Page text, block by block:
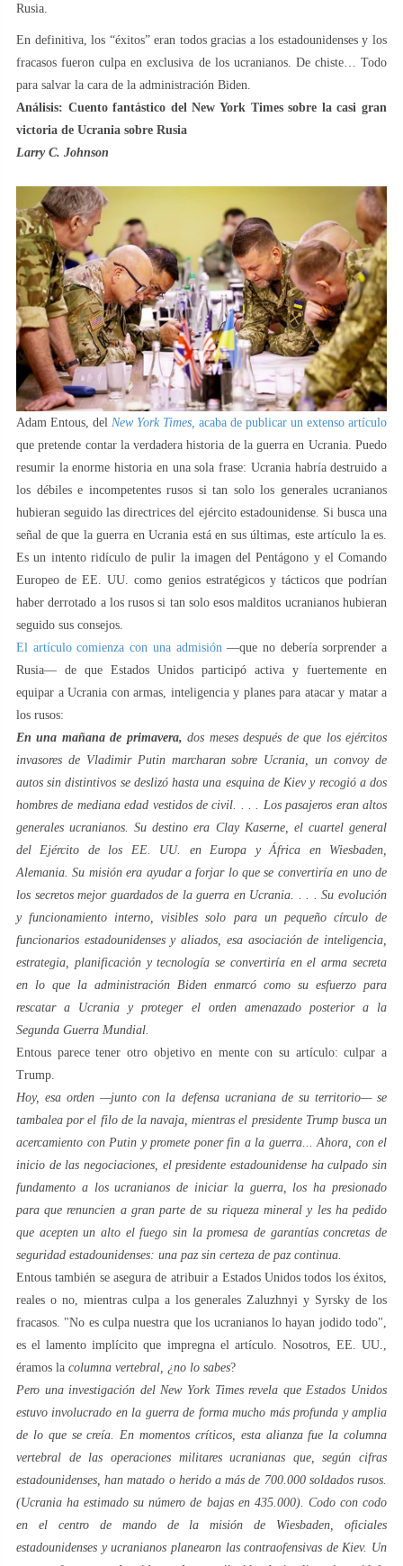
Rusia.
En definitiva, los “éxitos” eran todos gracias a los estadounidenses y los
fracasos fueron culpa en exclusiva de los ucranianos. De chiste… Todo
para salvar la cara de la administración Biden.
Análisis: Cuento fantástico del New York Times sobre la casi gran
victoria de Ucrania sobre Rusia
Larry C. Johnson
Adam Entous, del New York Times, acaba de publicar un extenso artículo
que pretende contar la verdadera historia de la guerra en Ucrania. Puedo
resumir la enorme historia en una sola frase: Ucrania habría destruido a
los débiles e incompetentes rusos si tan solo los generales ucranianos
hubieran seguido las directrices del ejército estadounidense. Si busca una
señal de que la guerra en Ucrania está en sus últimas, este artículo la es.
Es un intento ridículo de pulir la imagen del Pentágono y el Comando
Europeo de EE. UU. como genios estratégicos y tácticos que podrían
haber derrotado a los rusos si tan solo esos malditos ucranianos hubieran
seguido sus consejos.
El artículo comienza con una admisión—que no debería sorprender a
Rusia— de que Estados Unidos participó activa y fuertemente en
equipar a Ucrania con armas, inteligencia y planes para atacar y matar a
los rusos:
En una mañana de primavera, dos meses después de que los ejércitos
invasores de Vladimir Putin marcharan sobre Ucrania, un convoy de
autos sin distintivos se deslizó hasta una esquina de Kiev y recogió a dos
hombres de mediana edad vestidos de civil. . . . Los pasajeros eran altos
generales ucranianos. Su destino era Clay Kaserne, el cuartel general
del Ejército de los EE. UU. en Europa y África en Wiesbaden,
Alemania. Su misión era ayudar a forjar lo que se convertiría en uno de
los secretos mejor guardados de la guerra en Ucrania. . . . Su evolución
y funcionamiento interno, visibles solo para un pequeño círculo de
funcionarios estadounidenses y aliados, esa asociación de inteligencia,
estrategia, planificación y tecnología se convertiría en el arma secreta
en lo que la administración Biden enmarcó como su esfuerzo para
rescatar a Ucrania y proteger el orden amenazado posterior a la
Segunda Guerra Mundial.
Entous parece tener otro objetivo en mente con su artículo: culpar a
Trump.
Hoy, esa orden —junto con la defensa ucraniana de su territorio— se
tambalea por el filo de la navaja, mientras el presidente Trump busca un
acercamiento con Putin y promete poner fin a la guerra... Ahora, con el
inicio de las negociaciones, el presidente estadounidense ha culpado sin
fundamento a los ucranianos de iniciar la guerra, los ha presionado
para que renuncien a gran parte de su riqueza mineral y les ha pedido
que acepten un alto el fuego sin la promesa de garantías concretas de
seguridad estadounidenses: una paz sin certeza de paz continua.
Entous también se asegura de atribuir a Estados Unidos todos los éxitos,
reales o no, mientras culpa a los generales Zaluzhnyi y Syrsky de los
fracasos. "No es culpa nuestra que los ucranianos lo hayan jodido todo",
es el lamento implícito que impregna el artículo. Nosotros, EE. UU.,
éramos la columna vertebral, ¿no lo sabes?
Pero una investigación del New York Times revela que Estados Unidos
estuvo involucrado en la guerra de forma mucho más profunda y amplia
de lo que se creía. En momentos críticos, esta alianza fue la columna
vertebral de las operaciones militares ucranianas que, según cifras
estadounidenses, han matado o herido a más de 700.000 soldados rusos.
(Ucrania ha estimado su número de bajas en 435.000). Codo con codo
en el centro de mando de la misión de Wiesbaden, oficiales
estadounidenses y ucranianos planearon las contraofensivas de Kiev. Un